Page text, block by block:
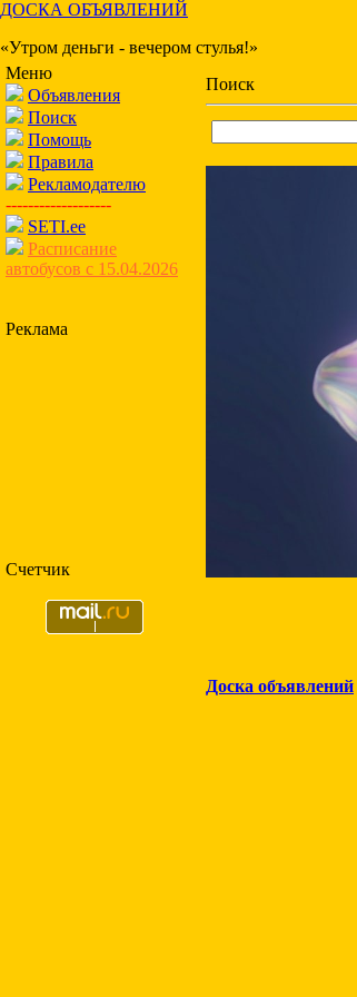
ДОСКА ОБЪЯВЛЕНИЙ
«Утром деньги - вечером стулья!»
Меню
Объявления
Поиск
Помощь
Правила
Рекламодателю
-------------------
SETI.ee
Расписание
автобусов с 15.04.2026
Реклама
Счетчик
Поиск
Доска объявлений